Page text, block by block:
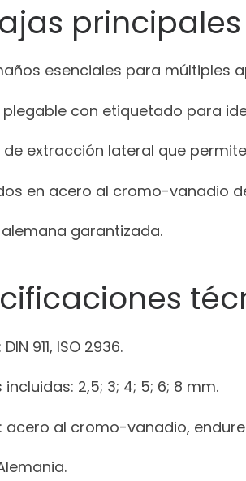
principales
esenciales para múltiples
plegable con etiquetado para
de extracción lateral que
en acero al cromo-vanadio
garantizada.
911, ISO 2936.
2,5; 3; 4; 5; 6; 8 mm.
acero al cromo-vanadio,